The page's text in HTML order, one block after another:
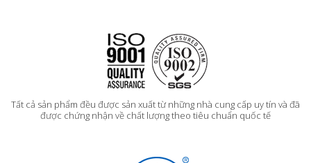
Tất cả sản phẩm đều được sản xuất từ những nhà cung cấp uy tín và đã
được chứng nhận về chất lượng theo tiêu chuẩn quốc tế